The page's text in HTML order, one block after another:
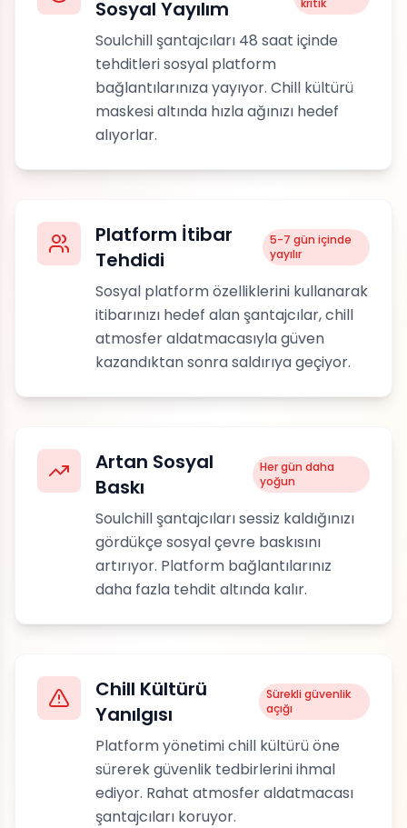
Sosyal Yayılım kritik
Soulchill şantajcıları 48 saat içinde
tehditleri sosyal platform
bağlantılarınıza yayıyor. Chill kültürü
maskesi altında hızla ağınızı hedef
alıyorlar.
Platform İtibar
Tehdidi
5-7 gün içinde
yayılır
Sosyal platform özelliklerini kullanarak
itibarınızı hedef alan şantajcılar, chill
atmosfer aldatmacasıyla güven
kazandıktan sonra saldırıya geçiyor.
Artan Sosyal
Baskı
Her gün daha
yoğun
Soulchill şantajcıları sessiz kaldığınızı
gördükçe sosyal çevre baskısını
artırıyor. Platform bağlantılarınız
daha fazla tehdit altında kalır.
Chill Kültürü
Yanılgısı
Sürekli güvenlik
açığı
Platform yönetimi chill kültürü öne
sürerek güvenlik tedbirlerini ihmal
ediyor. Rahat atmosfer aldatmacası
şantajcıları koruyor.